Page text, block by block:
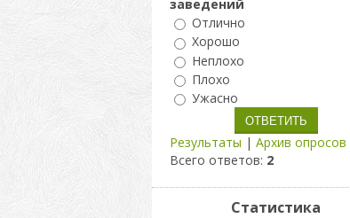
заведений
Отлично
Хорошо
Неплохо
Плохо
Ужасно
Результаты | Архив опросов
Всего ответов: 2
Статистика